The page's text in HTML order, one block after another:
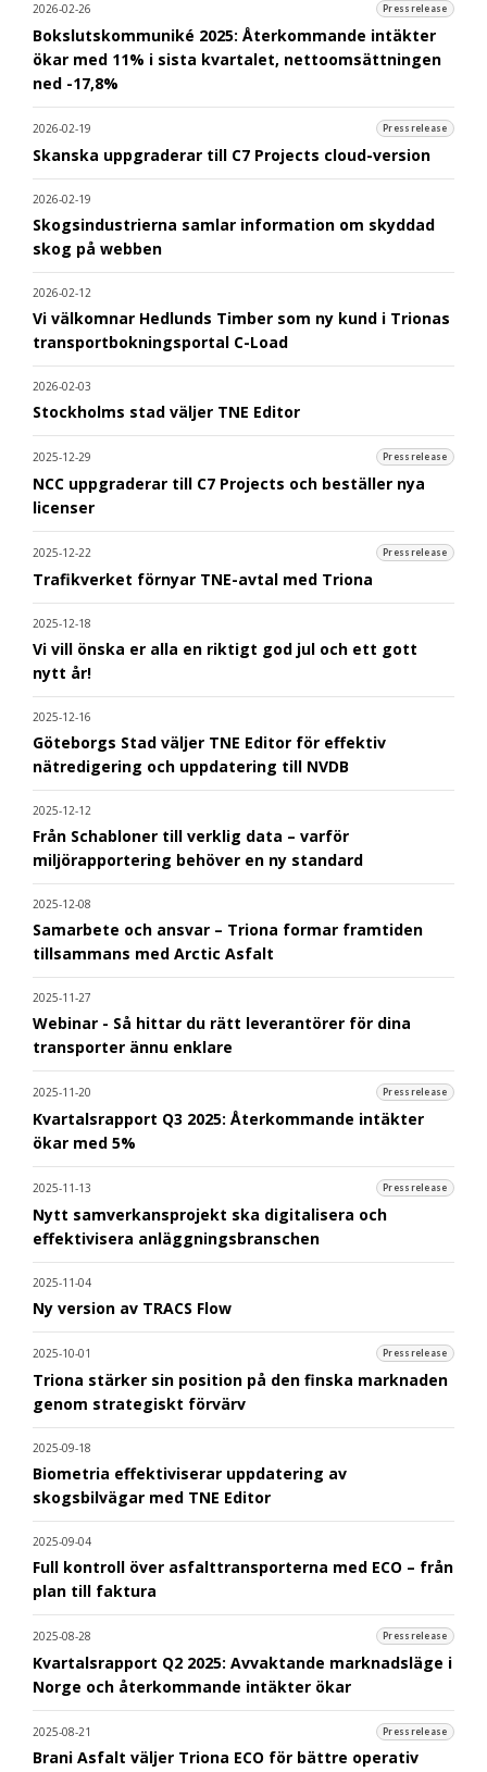
2026-02-26 Pressrelease
Bokslutskommuniké 2025: Återkommande intäkter
ökar med 11% i sista kvartalet, nettoomsättningen
ned -17,8%
2026-02-19 Pressrelease
Skanska uppgraderar till C7 Projects cloud-version
2026-02-19
Skogsindustrierna samlar information om skyddad
skog på webben
2026-02-12
Vi välkomnar Hedlunds Timber som ny kund i Trionas
transportbokningsportal C-Load
2026-02-03
Stockholms stad väljer TNE Editor
2025-12-29 Pressrelease
NCC uppgraderar till C7 Projects och beställer nya
licenser
2025-12-22 Pressrelease
Trafikverket förnyar TNE-avtal med Triona
2025-12-18
Vi vill önska er alla en riktigt god jul och ett gott
nytt år!
2025-12-16
Göteborgs Stad väljer TNE Editor för effektiv
nätredigering och uppdatering till NVDB
2025-12-12
Från Schabloner till verklig data – varför
miljörapportering behöver en ny standard
2025-12-08
Samarbete och ansvar – Triona formar framtiden
tillsammans med Arctic Asfalt
2025-11-27
Webinar - Så hittar du rätt leverantörer för dina
transporter ännu enklare
2025-11-20 Pressrelease
Kvartalsrapport Q3 2025: Återkommande intäkter
ökar med 5%
2025-11-13 Pressrelease
Nytt samverkansprojekt ska digitalisera och
effektivisera anläggningsbranschen
2025-11-04
Ny version av TRACS Flow
2025-10-01 Pressrelease
Triona stärker sin position på den finska marknaden
genom strategiskt förvärv
2025-09-18
Biometria effektiviserar uppdatering av
skogsbilvägar med TNE Editor
2025-09-04
Full kontroll över asfalttransporterna med ECO – från
plan till faktura
2025-08-28 Pressrelease
Kvartalsrapport Q2 2025: Avvaktande marknadsläge i
Norge och återkommande intäkter ökar
2025-08-21 Pressrelease
Brani Asfalt väljer Triona ECO för bättre operativ